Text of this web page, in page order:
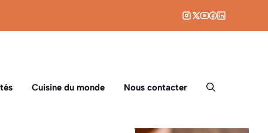
Cuisine du monde Nous contacter